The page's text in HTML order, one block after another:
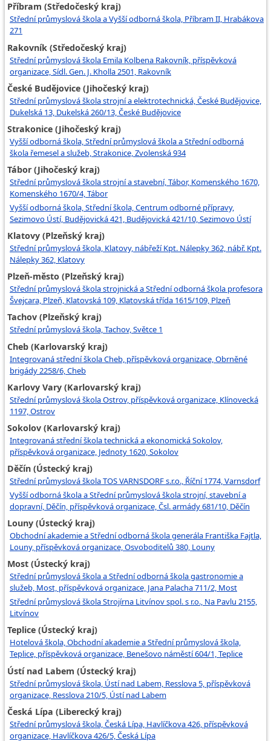
Příbram (Středočeský kraj)
Střední průmyslová škola a Vyšší odborná škola, Příbram II, Hrabákova
271
Rakovník (Středočeský kraj)
Střední průmyslová škola Emila Kolbena Rakovník, příspěvková
organizace, Sídl. Gen. J. Kholla 2501, Rakovník
České Budějovice (Jihočeský kraj)
Střední průmyslová škola strojní a elektrotechnická, České Budějovice,
Dukelská 13, Dukelská 260/13, České Budějovice
Strakonice (Jihočeský kraj)
Vyšší odborná škola, Střední průmyslová škola a Střední odborná
škola řemesel a služeb, Strakonice, Zvolenská 934
Tábor (Jihočeský kraj)
Střední průmyslová škola strojní a stavební, Tábor, Komenského 1670,
Komenského 1670/4, Tábor
Vyšší odborná škola, Střední škola, Centrum odborné přípravy,
Sezimovo Ústí, Budějovická 421, Budějovická 421/10, Sezimovo Ústí
Klatovy (Plzeňský kraj)
Střední průmyslová škola, Klatovy, nábřeží Kpt. Nálepky 362, nábř. Kpt.
Nálepky 362, Klatovy
Plzeň-město (Plzeňský kraj)
Střední průmyslová škola strojnická a Střední odborná škola profesora
Švejcara, Plzeň, Klatovská 109, Klatovská třída 1615/109, Plzeň
Tachov (Plzeňský kraj)
Střední průmyslová škola, Tachov, Světce 1
Cheb (Karlovarský kraj)
Integrovaná střední škola Cheb, příspěvková organizace, Obrněné
brigády 2258/6, Cheb
Karlovy Vary (Karlovarský kraj)
Střední průmyslová škola Ostrov, příspěvková organizace, Klínovecká
1197, Ostrov
Sokolov (Karlovarský kraj)
Integrovaná střední škola technická a ekonomická Sokolov,
příspěvková organizace, Jednoty 1620, Sokolov
Děčín (Ústecký kraj)
Střední průmyslová škola TOS VARNSDORF s.r.o., Říční 1774, Varnsdorf
Vyšší odborná škola a Střední průmyslová škola strojní, stavební a
dopravní, Děčín, příspěvková organizace, Čsl. armády 681/10, Děčín
Louny (Ústecký kraj)
Obchodní akademie a Střední odborná škola generála Františka Fajtla,
Louny, příspěvková organizace, Osvoboditelů 380, Louny
Most (Ústecký kraj)
Střední průmyslová škola a Střední odborná škola gastronomie a
služeb, Most, příspěvková organizace, Jana Palacha 711/2, Most
Střední průmyslová škola Strojírna Litvínov spol. s r.o., Na Pavlu 2155,
Litvínov
Teplice (Ústecký kraj)
Hotelová škola, Obchodní akademie a Střední průmyslová škola,
Teplice, příspěvková organizace, Benešovo náměstí 604/1, Teplice
Ústí nad Labem (Ústecký kraj)
Střední průmyslová škola, Ústí nad Labem, Resslova 5, příspěvková
organizace, Resslova 210/5, Ústí nad Labem
Česká Lípa (Liberecký kraj)
Střední průmyslová škola, Česká Lípa, Havlíčkova 426, příspěvková
organizace, Havlíčkova 426/5, Česká Lípa